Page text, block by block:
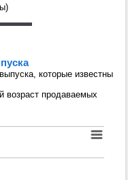
которые известны
возраст продаваемых